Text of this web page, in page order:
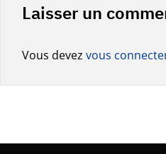
Laisser un
Vous devez vous